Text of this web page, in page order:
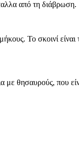
από τη διάβρωση.
Το σκοινί
με θησαυρούς, που